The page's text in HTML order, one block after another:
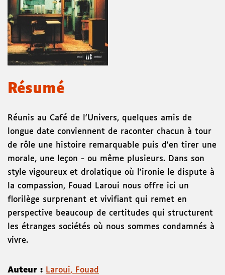
Résumé
Réunis au Café de l'Univers, quelques amis de
longue date conviennent de raconter chacun à tour
de rôle une histoire remarquable puis d'en tirer une
morale, une leçon - ou même plusieurs. Dans son
style vigoureux et drolatique où l'ironie le dispute à
la compassion, Fouad Laroui nous offre ici un
florilège surprenant et vivifiant qui remet en
perspective beaucoup de certitudes qui structurent
les étranges sociétés où nous sommes condamnés à
vivre.
Auteur : Laroui, Fouad